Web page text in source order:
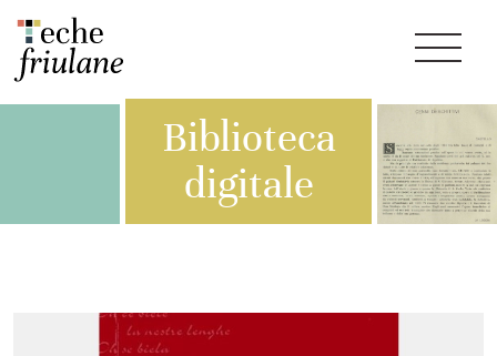
Biblioteca
digitale